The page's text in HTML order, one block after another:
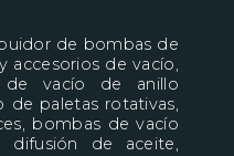
de bombas de
accesorios de vacío,
de vacío de anillo
de paletas rotativas,
bombas de vacío
de aceite,